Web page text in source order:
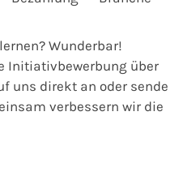
Wunderbar!
Initiativbewerbung über
uns direkt an oder sende
verbessern wir die